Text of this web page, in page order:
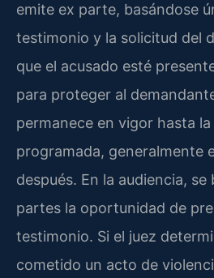
emite ex parte, basándose
testimonio y la solicitud del
que el acusado esté
para proteger al
permanece en vigor hasta la
programada, generalmente
después. En la audiencia, se
partes la oportunidad de
testimonio. Si el juez
cometido un acto de